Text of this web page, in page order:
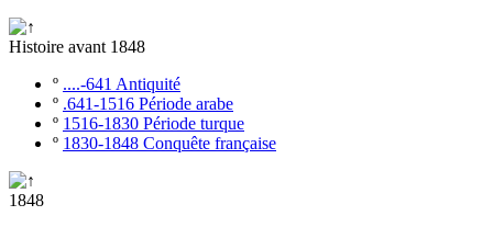
Histoire avant 1848
º ....-641 Antiquité
º .641-1516 Période arabe
º 1516-1830 Période turque
º 1830-1848 Conquête française
1848